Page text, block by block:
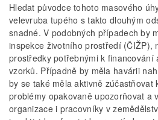
Hledat původce tohoto masového
velevruba tupého s takto dlouhým
snadné. V podobných případech by
inspekce životního prostředí (ČIŽP),
prostředky potřebnými k financování
vzorků. Případně by měla havárii
by se také měla aktivně zúčastňovat
problémy opakovaně upozorňovat a
organizace i pracovníky v